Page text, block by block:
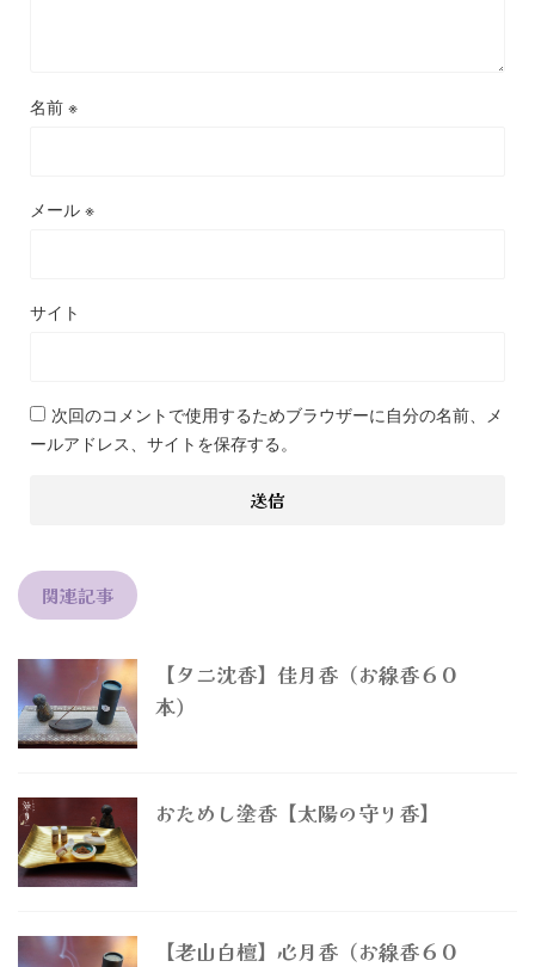
名前 ※
メール ※
サイト
次回のコメントで使用するためブラウザーに自分の名前、メ
ールアドレス、サイトを保存する。
関連記事
【タニ沈香】佳月香（お線香６０
本）
おためし塗香【太陽の守り香】
【老山白檀】心月香（お線香６０